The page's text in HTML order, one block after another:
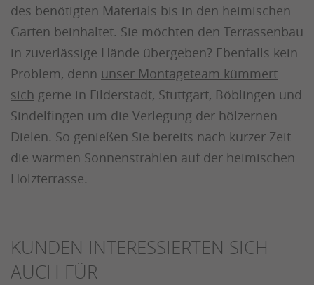
des benötigten Materials bis in den heimischen
Garten beinhaltet. Sie möchten den Terrassenbau
in zuverlässige Hände übergeben? Ebenfalls kein
Problem, denn unser Montageteam kümmert
sich gerne in Filderstadt, Stuttgart, Böblingen und
Sindelfingen um die Verlegung der hölzernen
Dielen. So genießen Sie bereits nach kurzer Zeit
die warmen Sonnenstrahlen auf der heimischen
Holzterrasse.
KUNDEN INTERESSIERTEN SICH
AUCH FÜR